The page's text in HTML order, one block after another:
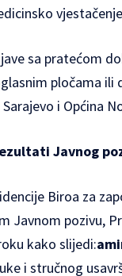
sa pratećom
pločama ili
i Općina
Javnog
Biroa za
Javnom pozivu,
kako slijedi:
i stručnog